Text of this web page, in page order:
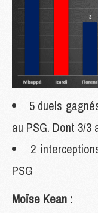
5 duels
au PSG. Dont 3/3
2
PSG
Moïse Kean :